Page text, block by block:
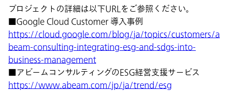
プロジェクトの詳細は以下URLをご参照ください。
■Google Cloud Customer 導入事例
https://cloud.google.com/blog/ja/topics/customers/a
beam-consulting-integrating-esg-and-sdgs-into-
business-management
■アビームコンサルティングのESG経営支援サービス
https://www.abeam.com/jp/ja/trend/esg